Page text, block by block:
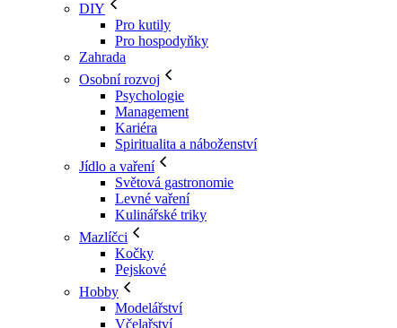
DIY
Pro kutily
Pro hospodyňky
Zahrada
Osobní rozvoj
Psychologie
Management
Kariéra
Spiritualita a náboženství
Jídlo a vaření
Světová gastronomie
Levné vaření
Kulinářské triky
Mazlíčci
Kočky
Pejskové
Hobby
Modelářství
Včelařství